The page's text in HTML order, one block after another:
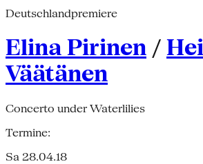
Deutschlandpremiere
Elina Pirinen /
Väätänen
Concerto under Waterlilies
Termine:
Sa 28.04.18